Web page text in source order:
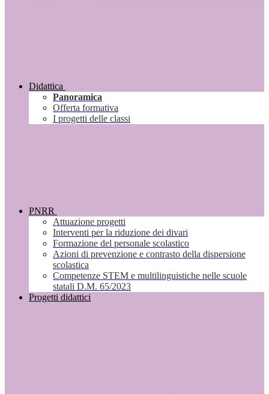
Didattica
Panoramica
Offerta formativa
I progetti delle classi
PNRR
Attuazione progetti
Interventi per la riduzione dei divari
Formazione del personale scolastico
Azioni di prevenzione e contrasto della dispersione
scolastica
Competenze STEM e multilinguistiche nelle scuole
statali D.M. 65/2023
Progetti didattici